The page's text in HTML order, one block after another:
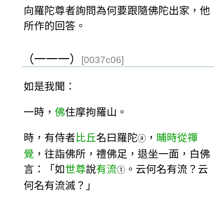
向羅陀尊者詢問為何要跟隨佛陀出家，他
所作的回答。
（一一一） [0037c06]
如是我聞：
一時， 佛住摩拘羅山。
時，有侍者比丘名曰羅陀ⓐ ， 晡時從禪
覺 ，往詣佛所，禮佛足，退坐一面，白佛
言：「如世尊說有流① 。云何名有流？云
何名有流滅？」